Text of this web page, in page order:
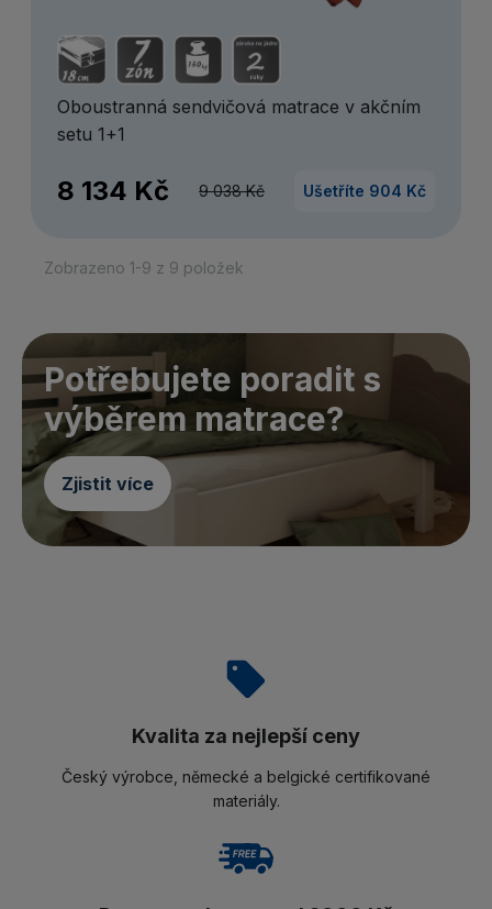
Oboustranná sendvičová matrace v akčním
setu 1+1
8 134 Kč 9 038 Kč Ušetříte 904 Kč
Zobrazeno 1-9 z 9 položek
Potřebujete poradit s
výběrem matrace?
Zjistit více
Kvalita za nejlepší ceny
Český výrobce, německé a belgické certifikované
materiály.